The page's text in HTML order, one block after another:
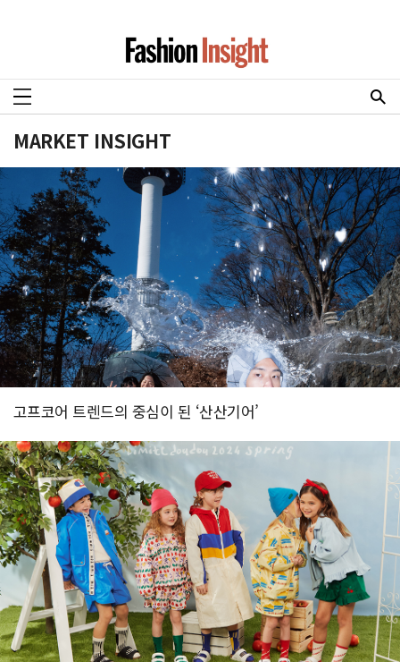
MARKET INSIGHT
고프코어 트렌드의 중심이 된 ‘산산기어’